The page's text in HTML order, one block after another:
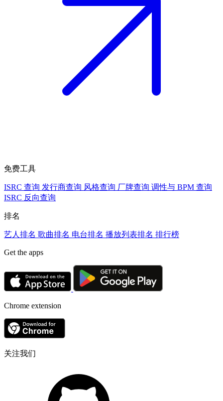
免费工具
ISRC 查询 发行商查询 风格查询 厂牌查询 调性与 BPM 查询
ISRC 反向查询
排名
艺人排名 歌曲排名 电台排名 播放列表排名 排行榜
Get the apps
Chrome extension
关注我们